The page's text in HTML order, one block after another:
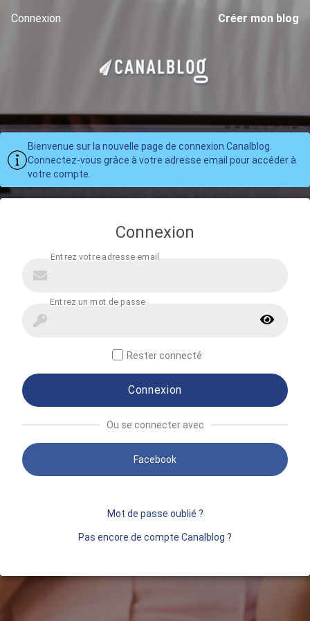
Connexion Créer mon blog
Bienvenue sur la nouvelle page de connexion Canalblog.
Connectez-vous grâce à votre adresse email pour accéder à
votre compte.
Connexion
Rester connecté
Connexion
Ou se connecter avec
Facebook
Mot de passe oublié ?
Pas encore de compte Canalblog ?